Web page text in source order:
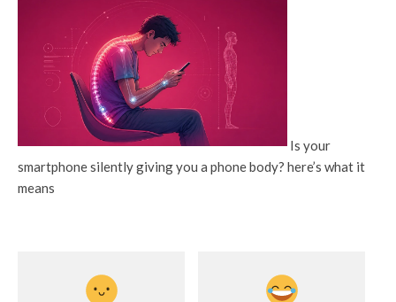
Is your
smartphone silently giving you a phone body? here’s what it
means